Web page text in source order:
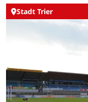
Stadt Trier